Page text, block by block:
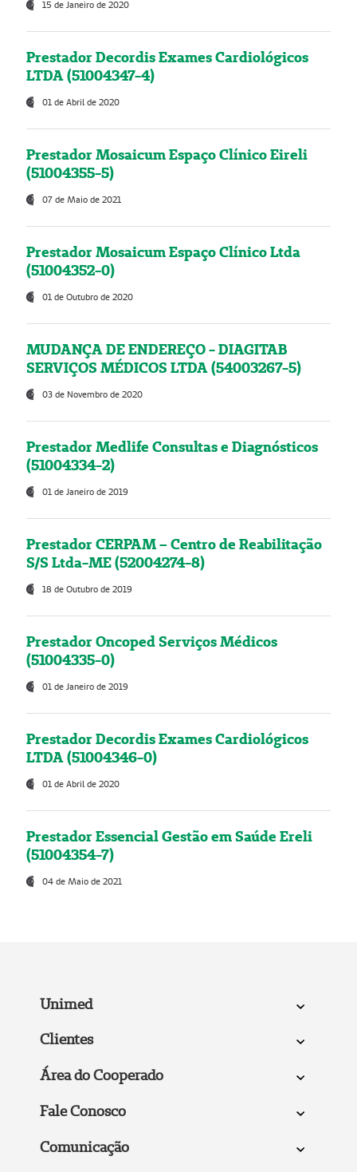
15 de Janeiro de 2020
Prestador Decordis Exames Cardiológicos
LTDA (51004347-4)
01 de Abril de 2020
Prestador Mosaicum Espaço Clínico Eireli
(51004355-5)
07 de Maio de 2021
Prestador Mosaicum Espaço Clínico Ltda
(51004352-0)
01 de Outubro de 2020
MUDANÇA DE ENDEREÇO - DIAGITAB
SERVIÇOS MÉDICOS LTDA (54003267-5)
03 de Novembro de 2020
Prestador Medlife Consultas e Diagnósticos
(51004334-2)
01 de Janeiro de 2019
Prestador CERPAM – Centro de Reabilitação
S/S Ltda-ME (52004274-8)
18 de Outubro de 2019
Prestador Oncoped Serviços Médicos
(51004335-0)
01 de Janeiro de 2019
Prestador Decordis Exames Cardiológicos
LTDA (51004346-0)
01 de Abril de 2020
Prestador Essencial Gestão em Saúde Ereli
(51004354-7)
04 de Maio de 2021
Unimed
Clientes
Área do Cooperado
Fale Conosco
Comunicação